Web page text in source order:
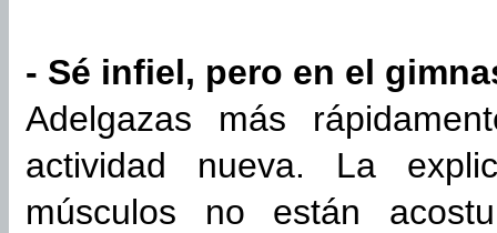
- Sé infiel, pero en el
Adelgazas más
actividad nueva. La
músculos no están